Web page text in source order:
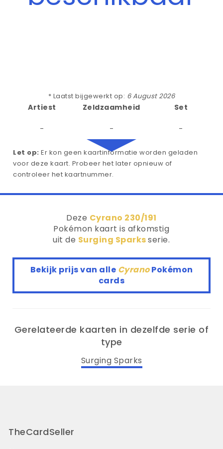
* Laatst bijgewerkt op: 6 August 2026
Artiest
-
Zeldzaamheid
-
Set
-
Let op: Er kon geen kaartinformatie worden geladen
voor deze kaart. Probeer het later opnieuw of
controleer het kaartnummer.
Deze Cyrano 230/191
Pokémon kaart is afkomstig
uit de Surging Sparksserie.
Bekijk prijs van alle CyranoPokémon
cards
Gerelateerde kaarten in dezelfde serie of
type
Surging Sparks
TheCardSeller